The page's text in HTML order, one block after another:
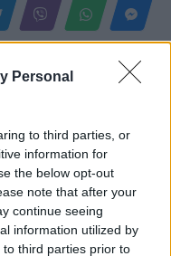
Personal
to third parties, or
information for
the below opt-out
note that after your
continue seeing
information utilized by
third parties prior to
AMG CLA 45